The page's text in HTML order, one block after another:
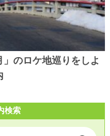
」のロケ地巡りをしよ
検索